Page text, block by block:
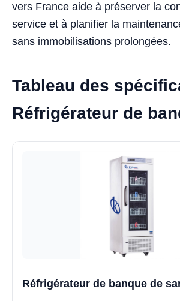
vers France aide à préserver la
service et à planifier la
sans immobilisations prolongées.
Tableau des
Réfrigérateur de
Réfrigérateur de banque de